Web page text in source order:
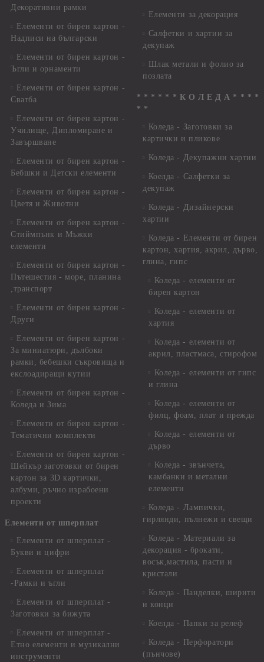
Декоративни рамки
Елементи от бирен картон -
Надписи на български
Елементи от бирен картон -
Ъгли и орнаменти
Елементи от бирен картон -
Сватба
Елементи от бирен картон -
Училище, Дипломиране и
Завършване
Елементи от бирен картон -
Бебшки и Детски елементи
Елементи от бирен картон -
Цветя и Животни
Елементи от бирен картон -
Стиймпънк и Мъжки
елементи
Елементи от бирен картон -
Пътешестия - море, планина
,транспорт
Елементи от бирен картон -
Други
Елементи от бирен картон -
За миниатюри, дълбоки
рамки, бебешки съкровища и
екслоадиращи кутии
Елементи от бирен картон -
Коледа и Зима
Елементи от бирен картон -
Тематични комплекти
Елементи от бирен картон -
Шейкър заготовки от бирен
картон за 3D картички,
албуми, ръчно израбоени
проекти
Елементи от шперплат
Елементи от шперплат -
Букви и цифри
Елементи от шперплат
-Рамки и ъгли
Елементи от шперплат -
Заготовки за бижута
Елементи от шперплат -
Етно елементи и музикални
инструменти
Елементи за декорация
Салфетки и хартии за
декупаж
Шлак метали и фолио за
позлата
* * * * * * К О Л Е Д А * * * *
* *
Коледа - Заготовки за
картички и пликове
Коледа - Декупажни хартии
Коелда - Салфетки за
декупаж
Коледа - Дизайнерски
хартии
Коледа - Eлементи от бирен
картон, хартия, акрил, дърво,
глина, гипс
Коледа - елементи от
бирен картон
Коледа - елементи от
хартия
Коледа - елементи от
акрил, пластмаса, стирофом
Коледа - елементи от гипс
и глина
Коледа - елементи от
филц, фоам, плат и прежда
Коледа - елементи от
дърво
Коледа - звънчета,
камбанки и метални
елементи
Коледа - Лампички,
гирлянди, пълнежи и свещи
Коледа - Материали за
декорация - брокати,
восък,мастила, пасти и
кристали
Коледа - Панделки, ширити
и конци
Коелда - Папки за релеф
Коледа - Перфоратори
(пънчове)